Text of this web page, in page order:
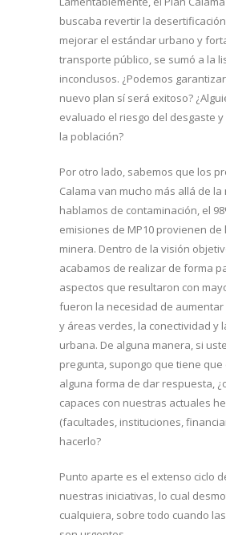
buscaba revertir la
mejorar el estándar urbano y
transporte público, se sumó a la
inconclusos. ¿Podemos
nuevo plan sí será exitoso?
evaluado el riesgo del desgaste
la población?
Por otro lado, sabemos que los
Calama van mucho más allá de la
hablamos de contaminación, el
emisiones de MP10 provienen de
minera. Dentro de la visión
acabamos de realizar de forma
aspectos que resultaron con
fueron la necesidad de
y áreas verdes, la conectividad y
urbana. De alguna manera, si
pregunta, supongo que tiene
alguna forma de dar respuesta,
capaces con nuestras actuales
(facultades, instituciones,
hacerlo?
Punto aparte es el extenso ciclo
nuestras iniciativas, lo cual
cualquiera, sobre todo cuando